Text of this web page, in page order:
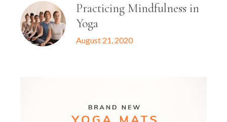
Practicing Mindfulness in
Yoga
August 21, 2020